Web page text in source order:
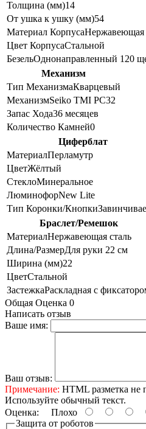
Толщина (мм)14
От ушка к ушку (мм)54
Материал КорпусаНержавеющая
Цвет КорпусаСтальной
БезельОднонаправленный 120
Механизм
Тип МеханизмаКварцевый
МеханизмSeiko TMI PC32
Запас Хода36 месяцев
Количество Камней0
Циферблат
МатериалПерламутр
ЦветЖёлтый
СтеклоМинеральное
ЛюминофорNew Lite
Тип Коронки/Кнопки
Браслет/Ремешок
МатериалНержавеющая сталь
Длина/РазмерДля руки 22 см
Ширина (мм)22
ЦветСтальной
ЗастежкаРаскладная с
Общая Оценка 0
Написать отзыв
Ваше имя:
Ваш отзыв:
Примечание: HTML разметка не
Используйте обычный текст.
Оценка: Плохо
Защита от роботов